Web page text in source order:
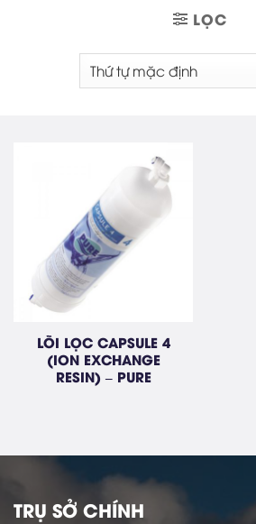
LỌC
LÕI LỌC CAPSULE 4
(ION EXCHANGE
RESIN) – PURE
TRỤ SỞ CHÍNH